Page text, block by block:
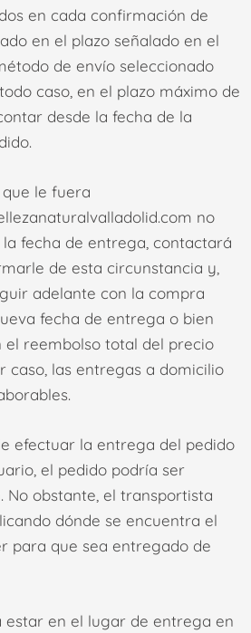
en cada confirmación de
en el plazo señalado en el
de envío seleccionado
caso, en el plazo máximo de
desde la fecha de la
le fuera
no
fecha de entrega, contactará
de esta circunstancia y,
adelante con la compra
fecha de entrega o bien
el reembolso total del precio
caso, las entregas a domicilio
efectuar la entrega del pedido
el pedido podría ser
No obstante, el transportista
dónde se encuentra el
para que sea entregado de
estar en el lugar de entrega en